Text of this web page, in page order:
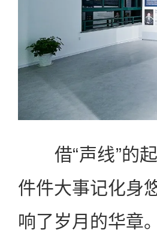
借“声线”的起
件件大事记化身
响了岁月的华章。